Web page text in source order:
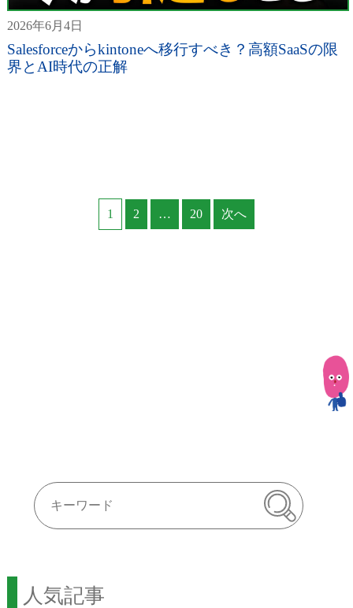
2026年6月4日
Salesforceからkintoneへ移行すべき？高額SaaSの限
界とAI時代の正解
1 2 … 20 次へ
人気記事